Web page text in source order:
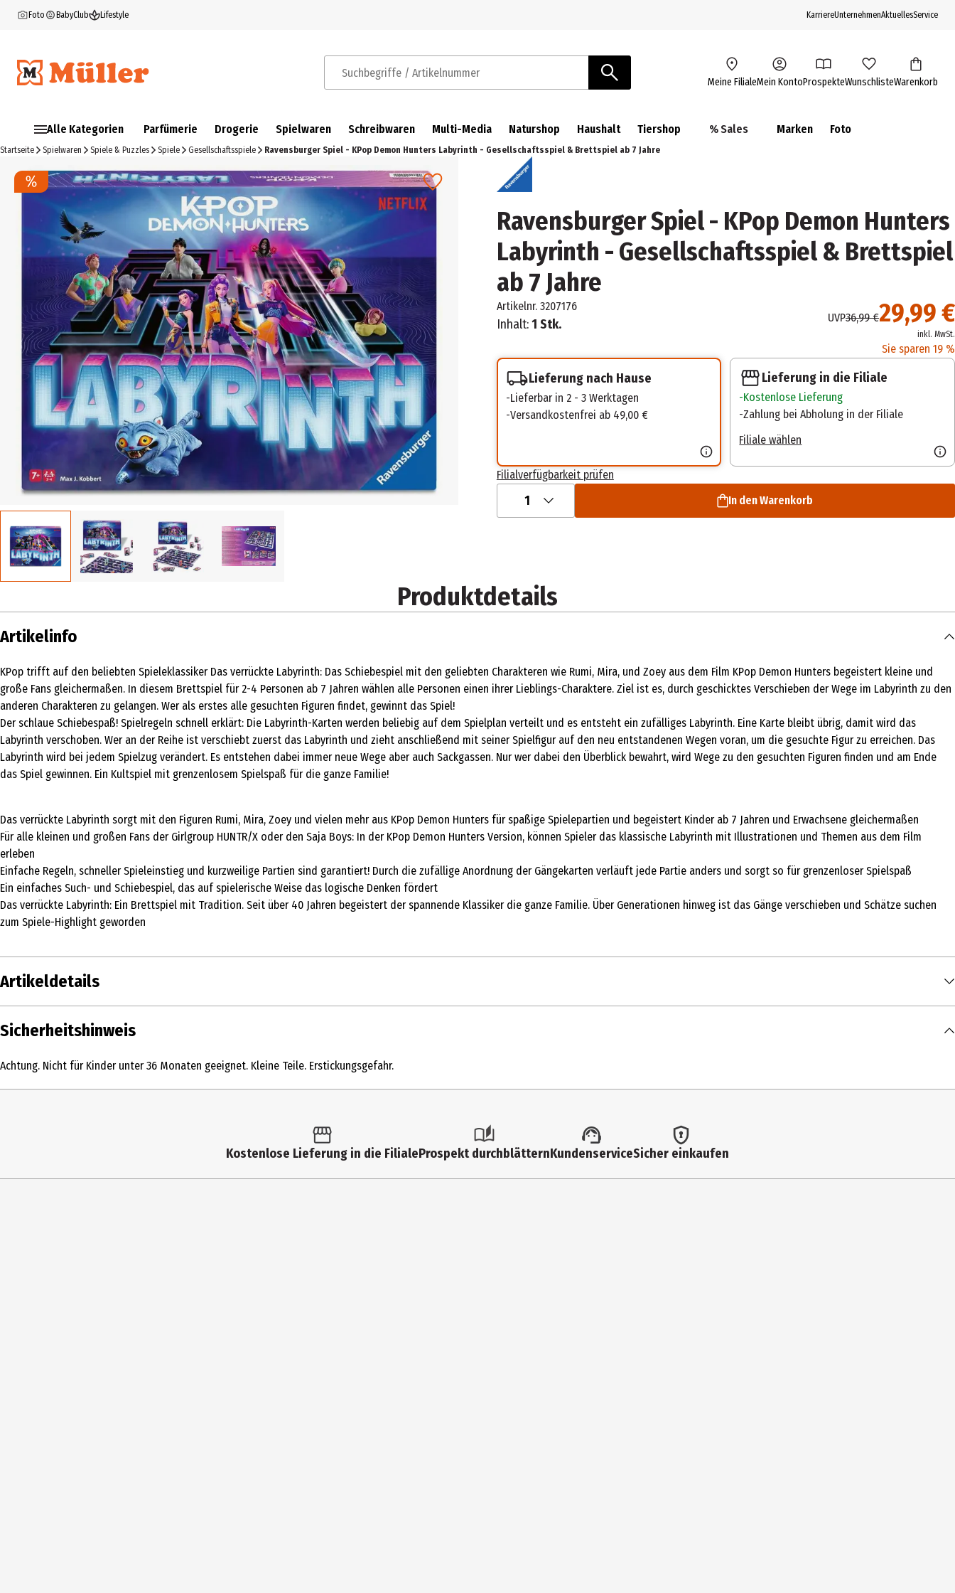
Foto BabyClub Lifestyle KarriereUnternehmenAktuellesService
Suchbegriffe / Artikelnummer Meine FilialeMein KontoProspekteWunschlisteWarenkorb
Alle Kategorien Parfümerie Drogerie Spielwaren Schreibwaren Multi-Media Naturshop Haushalt Tiershop % Sales Marken Foto
Startseite Spielwaren Spiele & Puzzles Spiele Gesellschaftsspiele Ravensburger Spiel - KPop Demon Hunters Labyrinth - Gesellschaftsspiel & Brettspiel ab 7 Jahre
Ravensburger Spiel - KPop Demon Hunters
Labyrinth - Gesellschaftsspiel & Brettspiel
ab 7 Jahre
Artikelnr. 3207176
Inhalt:1 Stk. 29,99 €
UVP36,99 €
inkl. MwSt.
Sie sparen 19 %
Lieferung nach Hause
Lieferbar in 2 - 3 Werktagen
Versandkostenfrei ab 49,00 €
Lieferung in die Filiale
Kostenlose Lieferung
Zahlung bei Abholung in der Filiale
Filiale wählen
Filialverfügbarkeit prüfen
1 In den Warenkorb
Produktdetails
Artikelinfo
KPop trifft auf den beliebten Spieleklassiker Das verrückte Labyrinth: Das Schiebespiel mit den geliebten Charakteren wie Rumi, Mira, und Zoey aus dem Film KPop Demon Hunters begeistert kleine und
große Fans gleichermaßen. In diesem Brettspiel für 2-4 Personen ab 7 Jahren wählen alle Personen einen ihrer Lieblings-Charaktere. Ziel ist es, durch geschicktes Verschieben der Wege im Labyrinth zu den
anderen Charakteren zu gelangen. Wer als erstes alle gesuchten Figuren findet, gewinnt das Spiel!
Der schlaue Schiebespaß! Spielregeln schnell erklärt: Die Labyrinth-Karten werden beliebig auf dem Spielplan verteilt und es entsteht ein zufälliges Labyrinth. Eine Karte bleibt übrig, damit wird das
Labyrinth verschoben. Wer an der Reihe ist verschiebt zuerst das Labyrinth und zieht anschließend mit seiner Spielfigur auf den neu entstandenen Wegen voran, um die gesuchte Figur zu erreichen. Das
Labyrinth wird bei jedem Spielzug verändert. Es entstehen dabei immer neue Wege aber auch Sackgassen. Nur wer dabei den Überblick bewahrt, wird Wege zu den gesuchten Figuren finden und am Ende
das Spiel gewinnen. Ein Kultspiel mit grenzenlosem Spielspaß für die ganze Familie!
Das verrückte Labyrinth sorgt mit den Figuren Rumi, Mira, Zoey und vielen mehr aus KPop Demon Hunters für spaßige Spielepartien und begeistert Kinder ab 7 Jahren und Erwachsene gleichermaßen
Für alle kleinen und großen Fans der Girlgroup HUNTR/X oder den Saja Boys: In der KPop Demon Hunters Version, können Spieler das klassische Labyrinth mit Illustrationen und Themen aus dem Film
erleben
Einfache Regeln, schneller Spieleinstieg und kurzweilige Partien sind garantiert! Durch die zufällige Anordnung der Gängekarten verläuft jede Partie anders und sorgt so für grenzenloser Spielspaß
Ein einfaches Such- und Schiebespiel, das auf spielerische Weise das logische Denken fördert
Das verrückte Labyrinth: Ein Brettspiel mit Tradition. Seit über 40 Jahren begeistert der spannende Klassiker die ganze Familie. Über Generationen hinweg ist das Gänge verschieben und Schätze suchen
zum Spiele-Highlight geworden
Artikeldetails
Inhalt
Ravensburger Verlag GmbH
Sicherheitshinweis
Achtung. Nicht für Kinder unter 36 Monaten geeignet. Kleine Teile. Erstickungsgefahr.
Kostenlose Lieferung in die FilialeProspekt durchblätternKundenserviceSicher einkaufen